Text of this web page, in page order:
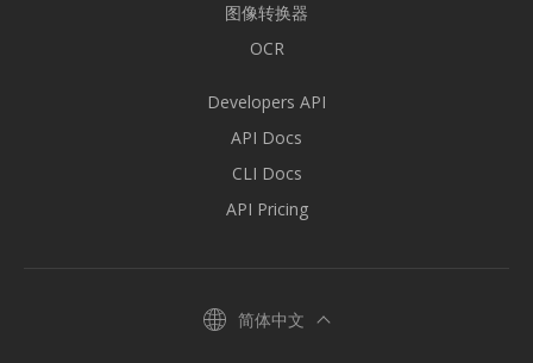
图像转换器
OCR
Developers API
API Docs
CLI Docs
API Pricing
简体中文